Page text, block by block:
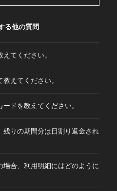
る他の質問
てください。
えてください。
ドを教えてください。
残りの期間分は日割り返金され
場合、利用明細にはどのように